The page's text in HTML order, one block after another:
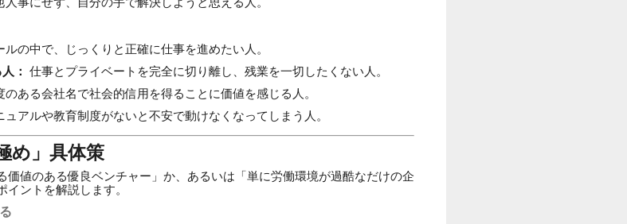
ルの中で、じっくりと正確に仕事を進めたい人。
： 仕事とプライベートを完全に切り離し、残業を一切したくない人。
のある会社名で社会的信用を得ることに価値を感じる人。
ュアルや教育制度がないと不安で動けなくなってしまう人。
め」具体策
値のある優良ベンチャー」か、あるいは「単に労働環境が過酷なだけの企
ントを解説します。